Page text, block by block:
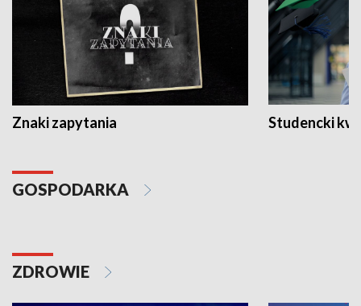
Znaki zapytania Studencki
GOSPODARKA
ZDROWIE